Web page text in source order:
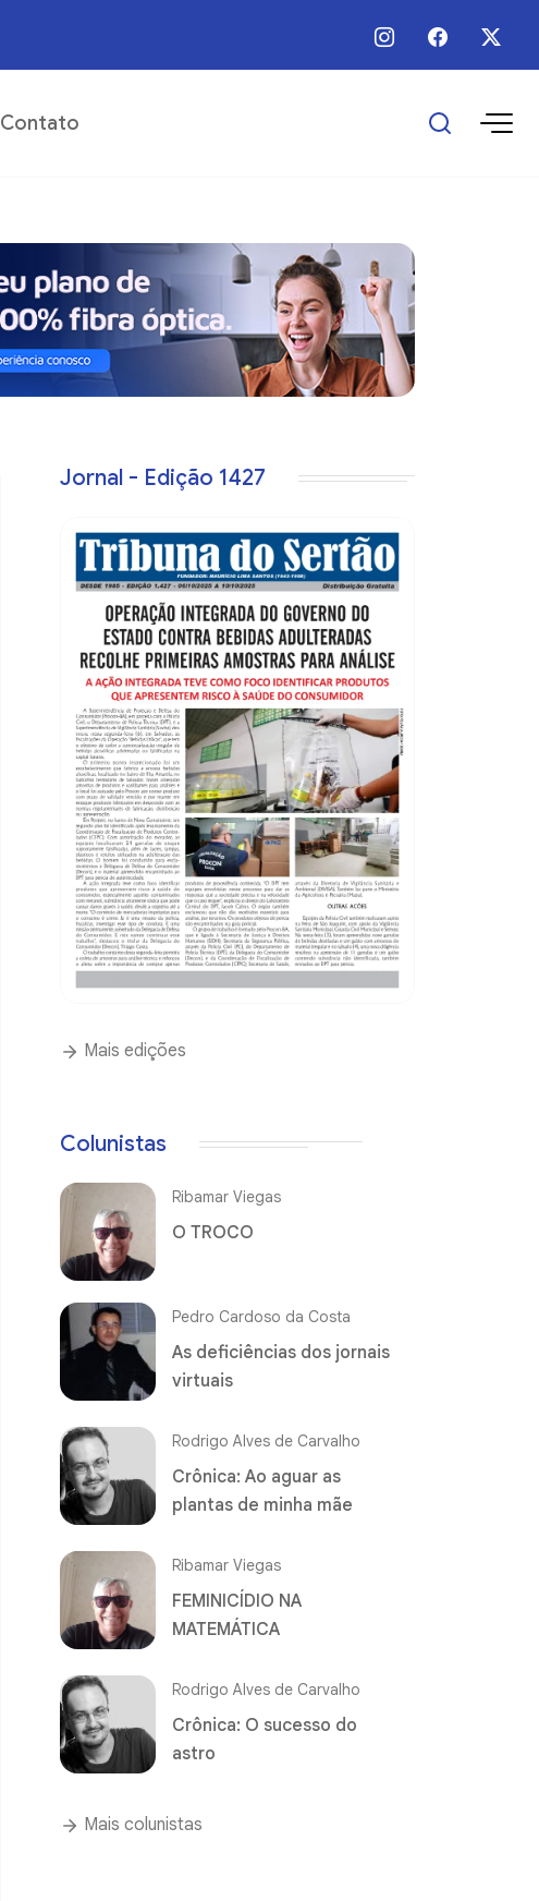
06 / Ago / 2026 - 09:00 - Prefeitura realiza manutenção em trecho urbano do
Contato
Jornal - Edição 1427
Mais edições
Colunistas
Ribamar Viegas
O TROCO
Pedro Cardoso da Costa
As deficiências dos jornais
virtuais
Rodrigo Alves de Carvalho
Crônica: Ao aguar as
plantas de minha mãe
Ribamar Viegas
FEMINICÍDIO NA
MATEMÁTICA
Rodrigo Alves de Carvalho
Crônica: O sucesso do
astro
Mais colunistas